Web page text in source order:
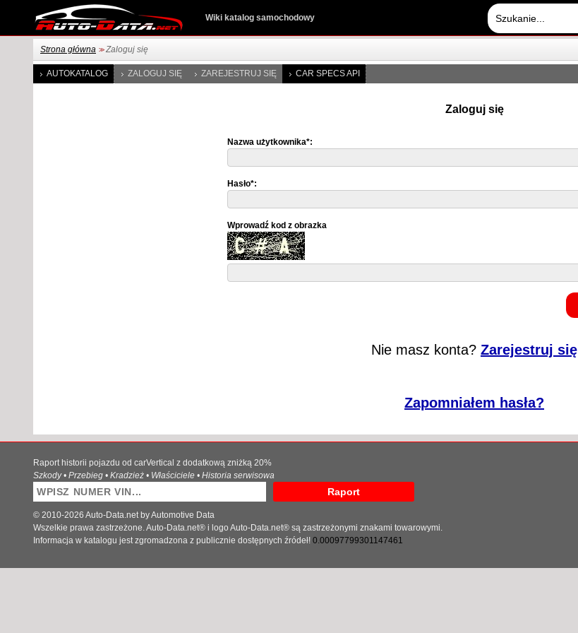
Wiki katalog samochodowy
Strona główna >> Zaloguj się
AUTOKATALOG ZALOGUJ SIĘ ZAREJESTRUJ SIĘ CAR SPECS API
Zaloguj się
Nazwa użytkownika*:
Hasło*:
Wprowadź kod z obrazka
Nie masz konta? Zarejestruj się
Zapomniałem hasła?
Raport historii pojazdu od carVertical z dodatkową zniżką 20%
Szkody • Przebieg • Kradzież • Właściciele • Historia serwisowa
Raport
© 2010-2026 Auto-Data.net by Automotive Data
Wszelkie prawa zastrzeżone. Auto-Data.net® i logo Auto-Data.net® są zastrzeżonymi znakami towarowymi.
Informacja w katalogu jest zgromadzona z publicznie dostępnych źródeł! 0.00097799301147461